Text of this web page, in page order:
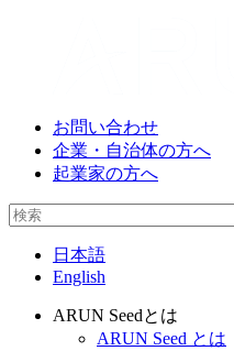
お問い合わせ
企業・自治体の方へ
起業家の方へ
日本語
English
ARUN Seedとは
ARUN Seed とは